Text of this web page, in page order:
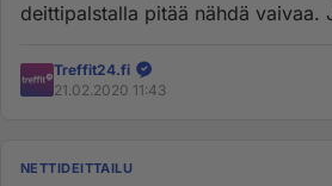
deittipalstalla pitää nähdä vaivaa.
Treffit24.fi
21.02.2020 11:43
NETTIDEITTAILU